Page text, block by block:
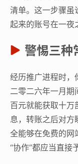
清单。这一步骤虽
起来的账号在一夜
警惕三种
经历推广进程时，
二零二六年一月期
百元就能获取十万
息，转账之后对方
全能够在免费的网
“协作”都应当直接